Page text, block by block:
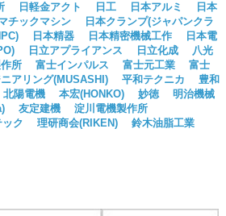
日軽金アクト 日工 日本アルミ
日本
チックマシン
日本クランプ(ジャパンクラ
日本精器 日本精密機械工作
日本電
日立アプライアンス 日立化成
八光
所 富士インパルス 富士元工業
富士
アリング(MUSASHI) 平和テクニカ
豊和
北陽電機 本宏(HONKO) 妙徳
明治機械
友定建機
淀川電機製作所
ク 理研商会(RIKEN) 鈴木油脂工業